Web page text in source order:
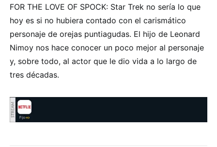
FOR THE LOVE OF SPOCK: Star Trek no sería lo que
hoy es si no hubiera contado con el carismático
personaje de orejas puntiagudas. El hijo de Leonard
Nimoy nos hace conocer un poco mejor al personaje
y, sobre todo, al actor que le dio vida a lo largo de
tres décadas.